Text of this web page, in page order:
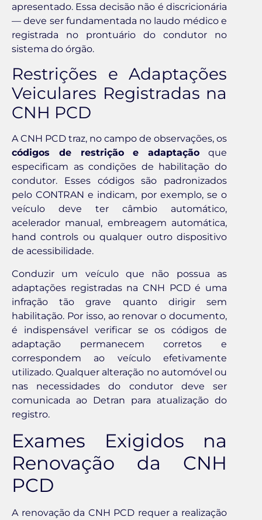
apresentado. Essa decisão não é discricionária
— deve ser fundamentada no laudo médico e
registrada no prontuário do condutor no
sistema do órgão.
Restrições e Adaptações
Veiculares Registradas na
CNH PCD
A CNH PCD traz, no campo de observações, os
códigos de restrição e adaptação que
especificam as condições de habilitação do
condutor. Esses códigos são padronizados
pelo CONTRAN e indicam, por exemplo, se o
veículo deve ter câmbio automático,
acelerador manual, embreagem automática,
hand controls ou qualquer outro dispositivo
de acessibilidade.
Conduzir um veículo que não possua as
adaptações registradas na CNH PCD é uma
infração tão grave quanto dirigir sem
habilitação. Por isso, ao renovar o documento,
é indispensável verificar se os códigos de
adaptação permanecem corretos e
correspondem ao veículo efetivamente
utilizado. Qualquer alteração no automóvel ou
nas necessidades do condutor deve ser
comunicada ao Detran para atualização do
registro.
Exames Exigidos na
Renovação da CNH
PCD
A renovação da CNH PCD requer a realização